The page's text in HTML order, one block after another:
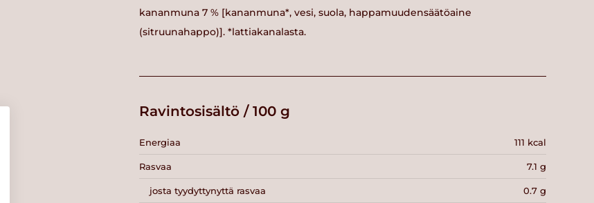
kananmuna 7 % [kananmuna*, vesi, suola, happamuudensäätöaine
(sitruunahappo)]. *lattiakanalasta.
Ravintosisältö / 100 g
Energiaa 111 kcal
Rasvaa 7.1 g
josta tyydyttynyttä rasvaa 0.7 g